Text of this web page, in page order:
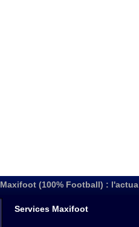
Maxifoot (100% Football) :
Services Maxifoot